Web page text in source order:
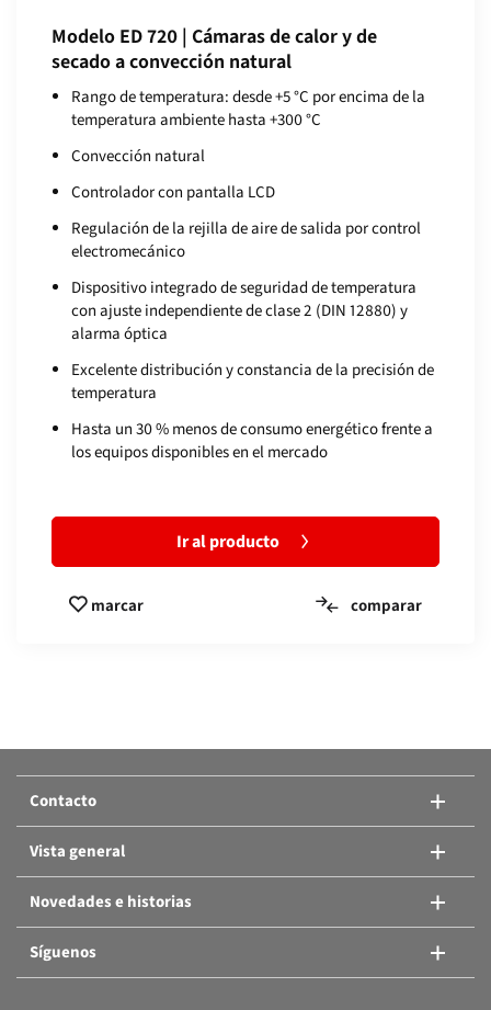
Modelo ED 720 | Cámaras de calor y de
secado a convección natural
Rango de temperatura: desde +5 °C por encima de la
temperatura ambiente hasta +300 °C
Convección natural
Controlador con pantalla LCD
Regulación de la rejilla de aire de salida por control
electromecánico
Dispositivo integrado de seguridad de temperatura
con ajuste independiente de clase 2 (DIN 12880) y
alarma óptica
Excelente distribución y constancia de la precisión de
temperatura
Hasta un 30 % menos de consumo energético frente a
los equipos disponibles en el mercado
Ir al producto
marcar comparar
Comparar productos:
O añadir otro producto.
Contacto
Vista general
Novedades e historias
Síguenos